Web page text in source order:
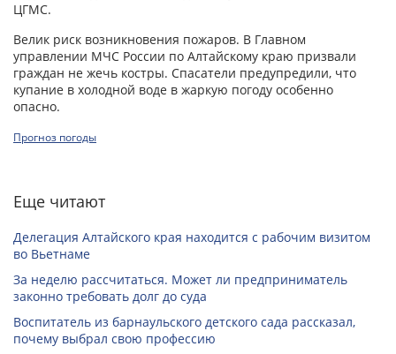
ЦГМС.
Велик риск возникновения пожаров. В Главном
управлении МЧС России по Алтайскому краю призвали
граждан не жечь костры. Спасатели предупредили, что
купание в холодной воде в жаркую погоду особенно
опасно.
Прогноз погоды
Еще читают
Делегация Алтайского края находится с рабочим визитом
во Вьетнаме
За неделю рассчитаться. Может ли предприниматель
законно требовать долг до суда
Воспитатель из барнаульского детского сада рассказал,
почему выбрал свою профессию